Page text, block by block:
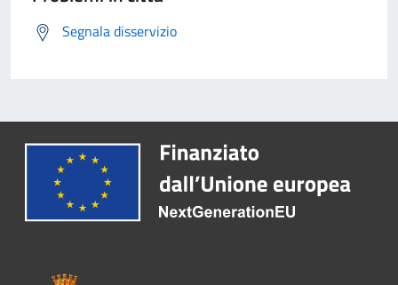
Segnala disservizio